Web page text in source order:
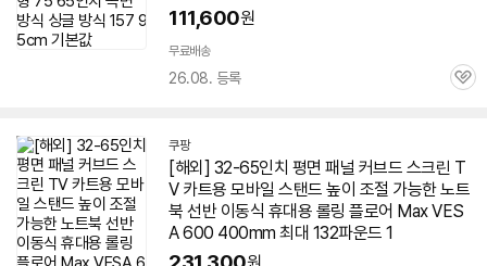
111,600원
무료배송
26.08. 등록
관
쿠팡
[해외] 32-65인치 평면 패널 커브드 스크린 T
V카트용 모바일 스탠드 높이 조절 가능한 노트
북 선반 이동식 휴대용 롤링 플로어 Max VES
A 600 400mm 최대 132파운드 1